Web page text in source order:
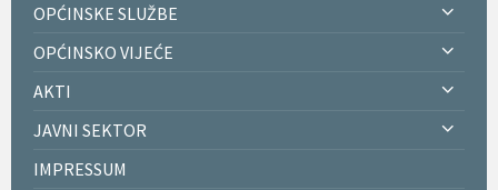
OPĆINSKE SLUŽBE
OPĆINSKO VIJEĆE
AKTI
JAVNI SEKTOR
IMPRESSUM